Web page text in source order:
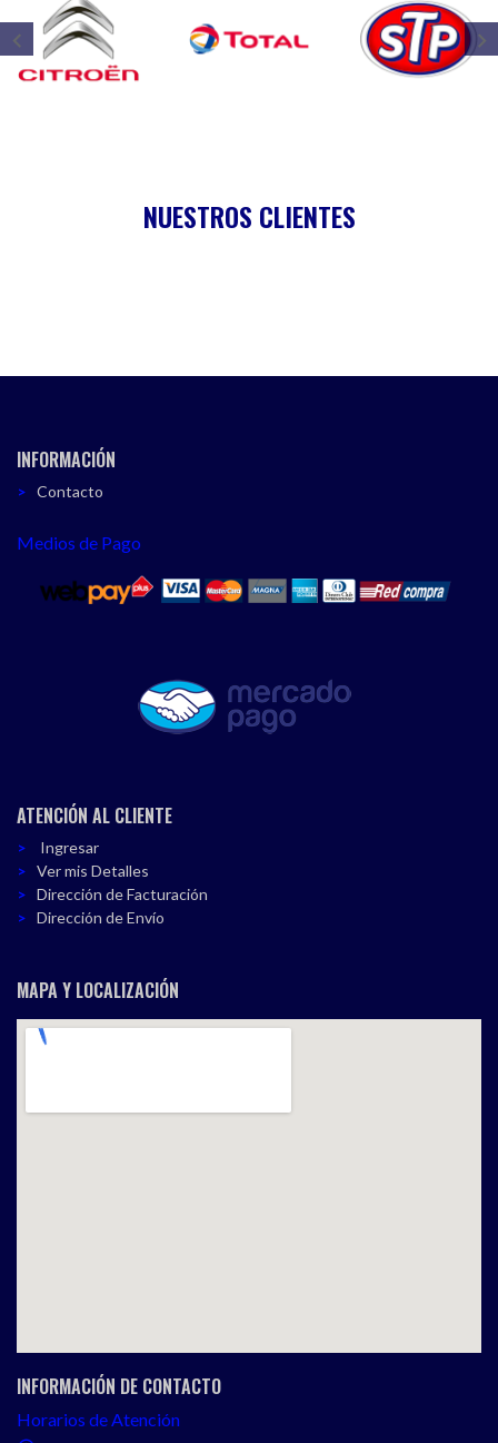
NUESTROS CLIENTES
INFORMACIÓN
Contacto
Medios de Pago
ATENCIÓN AL CLIENTE
Ingresar
Ver mis Detalles
Dirección de Facturación
Dirección de Envío
MAPA Y LOCALIZACIÓN
INFORMACIÓN DE CONTACTO
Horarios de Atención